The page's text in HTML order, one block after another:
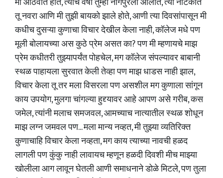
तू नवरा आणि मी तुझी बायको झाले होते, आणी त्या दिवसांपासून मी
कधीच दुसऱ्या कुणाचा विचार देखील केला नाही, कॉलेज मधे पण
मूली बोलायच्या अस कुठे प्रेम असत का? पण मी म्हणायचे माझ
प्रेम कधीतरी तुझ्यापर्यंत पोहचेल, मग कॉलेज संपल्यावर बाबानी
स्थळ पाहायला सुरवात केली तेव्हा पण माझ धाडस नाही झाल,
विचार केला तू तर मला विसरला पण असशील मग कुणाला सांगून
काय उपयोग, मुलगा चांगल्या हुद्द्यावर आहे आपण असे गरीब, कस
जमेल, त्यांनी मलाच समजवल, आमच्याच नात्यातील स्थळ शोधून
माझ लग्न जमवल पण... मला मान्य नव्हत, मी तुझ्या व्यतिरिक्त
कुणाचाहि विचार केला नव्हता, मग काय त्याच्या नावची हळद
लागली पण कुंकु नाही लावायच म्हणून हळदी दिवशी मीच माझ्या
खोलीला आग लावून घेतली आणी समाधनाने डोळे मिटले, पण तुला